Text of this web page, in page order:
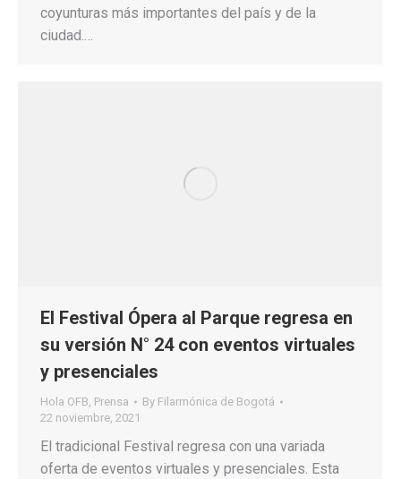
coyunturas más importantes del país y de la
ciudad.…
El Festival Ópera al Parque regresa en
su versión N° 24 con eventos virtuales
y presenciales
Hola OFB, Prensa By Filarmónica de Bogotá
22 noviembre, 2021
El tradicional Festival regresa con una variada
oferta de eventos virtuales y presenciales. Esta